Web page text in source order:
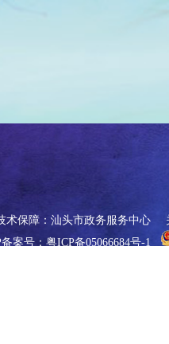
术保障：汕头市政务服务中心
案号：粤ICP备05066684号-1